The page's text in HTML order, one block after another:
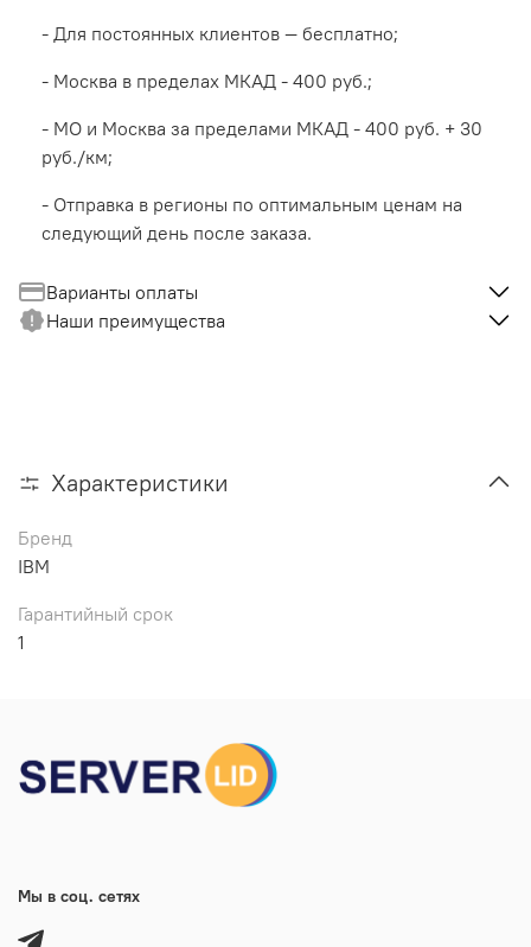
- Для постоянных клиентов — бесплатно;
- Москва в пределах МКАД - 400 руб.;
- МО и Москва за пределами МКАД - 400 руб. + 30
руб./км;
- Отправка в регионы по оптимальным ценам на
следующий день после заказа.
Варианты оплаты
Наши преимущества
Характеристики
Бренд
IBM
Гарантийный срок
1
Мы в соц. сетях